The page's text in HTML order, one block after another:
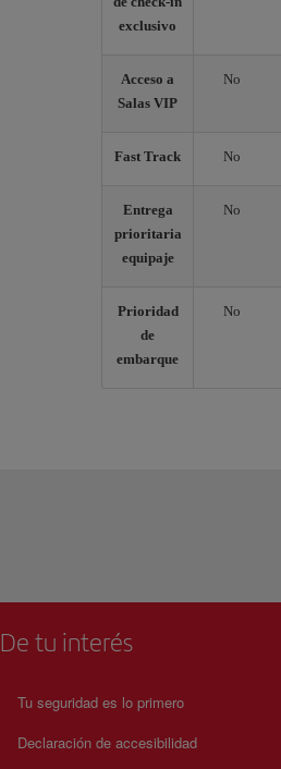
exclusivo
Acceso a
Salas VIP
No
Fast Track No
Entrega
prioritaria
equipaje
No
Prioridad
de
embarque
No
De tu interés
Tu seguridad es lo primero
Declaración de accesibilidad